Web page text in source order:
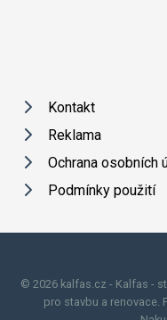
Kontakt
Reklama
Ochrana osobních
Podmínky použití
© 2026 kalfas.cz - Kalfas -
pro stavbu a renovace.